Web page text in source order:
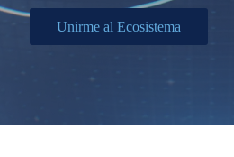
Unirme al Ecosistema